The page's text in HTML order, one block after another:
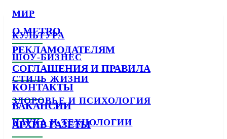
МИР
КУЛЬТУРА
ШОУ-БИЗНЕС
СТИЛЬ ЖИЗНИ
ЗДОРОВЬЕ И ПСИХОЛОГИЯ
НАУКА И ТЕХНОЛОГИИ
О METRO
РЕКЛАМОДАТЕЛЯМ
СОГЛАШЕНИЯ И ПРАВИЛА
КОНТАКТЫ
ВАКАНСИИ
АРХИВ ГАЗЕТЫ